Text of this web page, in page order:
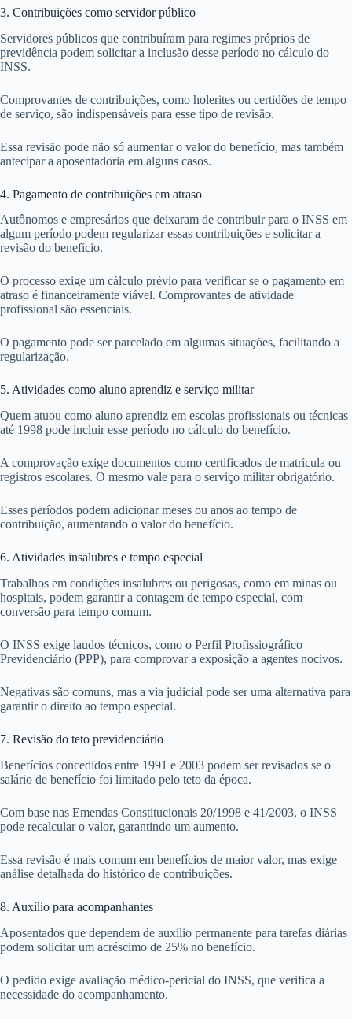
3. Contribuições como servidor público
Servidores públicos que contribuíram para regimes próprios de
previdência podem solicitar a inclusão desse período no cálculo do
INSS.
Comprovantes de contribuições, como holerites ou certidões de tempo
de serviço, são indispensáveis para esse tipo de revisão.
Essa revisão pode não só aumentar o valor do benefício, mas também
antecipar a aposentadoria em alguns casos.
4. Pagamento de contribuições em atraso
Autônomos e empresários que deixaram de contribuir para o INSS em
algum período podem regularizar essas contribuições e solicitar a
revisão do benefício.
O processo exige um cálculo prévio para verificar se o pagamento em
atraso é financeiramente viável. Comprovantes de atividade
profissional são essenciais.
O pagamento pode ser parcelado em algumas situações, facilitando a
regularização.
5. Atividades como aluno aprendiz e serviço militar
Quem atuou como aluno aprendiz em escolas profissionais ou técnicas
até 1998 pode incluir esse período no cálculo do benefício.
A comprovação exige documentos como certificados de matrícula ou
registros escolares. O mesmo vale para o serviço militar obrigatório.
Esses períodos podem adicionar meses ou anos ao tempo de
contribuição, aumentando o valor do benefício.
6. Atividades insalubres e tempo especial
Trabalhos em condições insalubres ou perigosas, como em minas ou
hospitais, podem garantir a contagem de tempo especial, com
conversão para tempo comum.
O INSS exige laudos técnicos, como o Perfil Profissiográfico
Previdenciário (PPP), para comprovar a exposição a agentes nocivos.
Negativas são comuns, mas a via judicial pode ser uma alternativa para
garantir o direito ao tempo especial.
7. Revisão do teto previdenciário
Benefícios concedidos entre 1991 e 2003 podem ser revisados se o
salário de benefício foi limitado pelo teto da época.
Com base nas Emendas Constitucionais 20/1998 e 41/2003, o INSS
pode recalcular o valor, garantindo um aumento.
Essa revisão é mais comum em benefícios de maior valor, mas exige
análise detalhada do histórico de contribuições.
8. Auxílio para acompanhantes
Aposentados que dependem de auxílio permanente para tarefas diárias
podem solicitar um acréscimo de 25% no benefício.
O pedido exige avaliação médico-pericial do INSS, que verifica a
necessidade do acompanhamento.